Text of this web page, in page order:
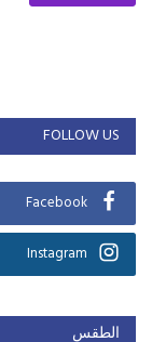
FOLLOW US
Facebook
Instagram
الطقس